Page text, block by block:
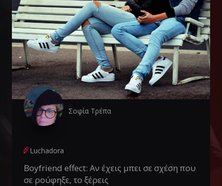
Σοφία Τρέπα
Luchadora
Boyfriend effect: Αν έχεις μπει σε σχέση που
σε ρούφηξε, το ξέρεις